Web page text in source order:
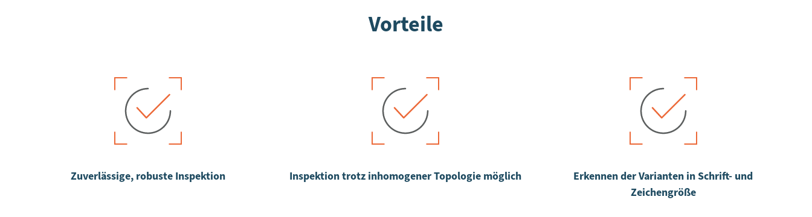
Vorteile
Zuverlässige, robuste Inspektion Inspektion trotz inhomogener Topologie möglich
Erkennen der Varianten in Schrift- und
Zeichengröße